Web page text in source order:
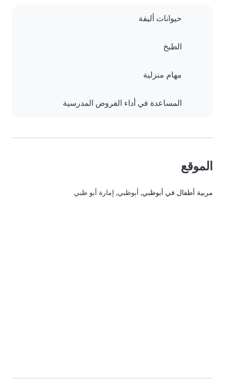
حيوانات أليفة
الطبخ
مهام منزلية
المساعدة في أداء الفروض المدرسية
الموقع
مربية أطفال في أبوظبي, أبوظبي, إمارة أبو ظبي